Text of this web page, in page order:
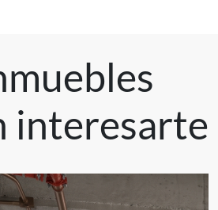
interesarte